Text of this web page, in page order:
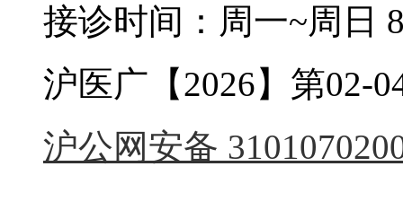
接诊时间：周一~周日
沪医广【2026】第02-
沪公网安备